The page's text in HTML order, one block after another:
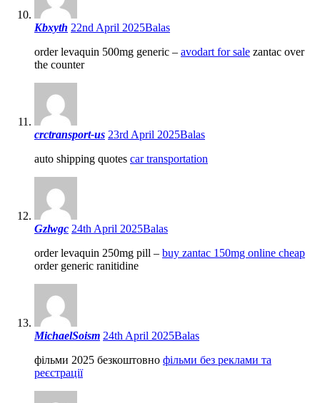
Kbxyth 22nd April 2025Balas
order levaquin 500mg generic – avodart for sale zantac over
the counter
crctransport-us 23rd April 2025Balas
auto shipping quotes car transportation
Gzlwgc 24th April 2025Balas
order levaquin 250mg pill – buy zantac 150mg online cheap
order generic ranitidine
MichaelSoism 24th April 2025Balas
фільми 2025 безкоштовно фільми без реклами та
реєстрації